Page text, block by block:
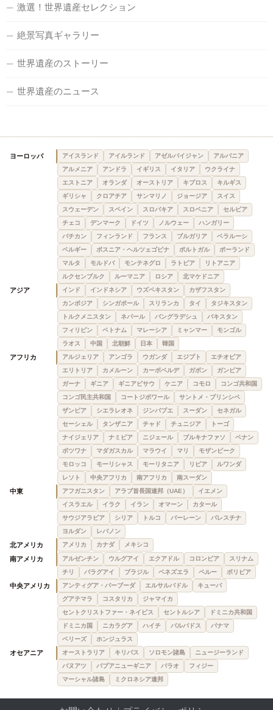
激選！世界遺産セレクション
絶景写真ギャラリー
世界遺産のストーリー
世界遺産のニュース
ヨーロッパ アイスランド アイルランド アゼルバイジャン
アルバニア
アルメニア
アンドラ イギリス イタリア
ウクライナ
エストニア
オランダ オーストリア キプロス
キルギス
ギリシャ
クロアチア サンマリノ ジョージア
スイス
スウェーデン
スペイン スロバキア スロベニア
セルビア
チェコ
デンマーク ドイツ ノルウェー
ハンガリー
バチカン
フィンランド フランス ブルガリア
ベラルーシ
ベルギー
ボスニア・ヘルツェゴビナ ポルトガル
ポーランド
マルタ
モルドバ モンテネグロ ラトビア
リトアニア
ルクセンブルク
ルーマニア ロシア 北マケドニア
アジア インド インドネシア ウズベキスタン
カザフスタン
カンボジア
シンガポール スリランカ タイ
タジキスタン
トルクメニスタン
ネパール バングラデシュ
パキスタン
フィリピン
ベトナム マレーシア ミャンマー
モンゴル
ラオス
中国 北朝鮮 日本 韓国
アフリカ アルジェリア アンゴラ ウガンダ エジプト
エチオピア
エリトリア
カメルーン カーボベルデ ガボン
ガンビア
ガーナ
ギニア ギニアビサウ ケニア コモロ
コンゴ共和国
コンゴ民主共和国
コートジボワール
サントメ・プリンシペ
ザンビア
シエラレオネ ジンバブエ スーダン
セネガル
セーシェル
タンザニア チャド チュニジア
トーゴ
ナイジェリア
ナミビア ニジェール ブルキナファソ
ベナン
ボツワナ
マダガスカル マラウイ マリ
モザンビーク
モロッコ
モーリシャス モーリタニア リビア
ルワンダ
レソト
中央アフリカ 南アフリカ 南スーダン
中東 アフガニスタン アラブ首長国連邦（UAE）
イエメン
イスラエル
イラク イラン オマーン
カタール
サウジアラビア
シリア トルコ バーレーン
パレスチナ
ヨルダン
レバノン
北アメリカ アメリカ カナダ メキシコ
南アメリカ アルゼンチン ウルグアイ エクアドル コロンビア
スリナム
チリ
パラグアイ ブラジル ベネズエラ ペルー ボリビア
中央アメリカ アンティグア・バーブーダ エルサルバドル
キューバ
グアテマラ
コスタリカ
ジャマイカ
セントクリストファー・ネイビス
セントルシア
ドミニカ共和国
ドミニカ国
ニカラグア ハイチ バルバドス
パナマ
ベリーズ
ホンジュラス
オセアニア オーストラリア キリバス ソロモン諸島
ニュージーランド
バヌアツ
パプアニューギニア パラオ
フィジー
マーシャル諸島
ミクロネシア連邦